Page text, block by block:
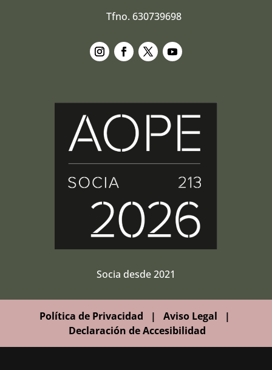
Tfno. 630739698
Socia desde 2021
Política de Privacidad | Aviso Legal |
Declaración de Accesibilidad